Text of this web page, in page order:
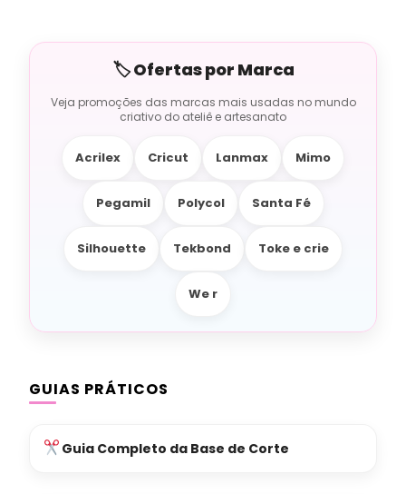
Acrilex Cricut Lanmax Mimo
Pegamil Polycol Santa Fé
Silhouette Tekbond Toke e crie
We r
GUIAS PRÁTICOS
Guia Completo da Base de Corte